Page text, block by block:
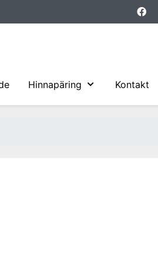
Hinnapäring Kontakt